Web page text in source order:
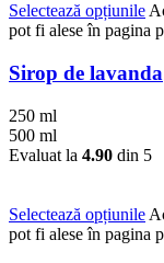
Selectează opțiunile
pot fi alese în pagina
Sirop de lavanda
250 ml
500 ml
Evaluat la 4.90 din 5
Selectează opțiunile
pot fi alese în pagina